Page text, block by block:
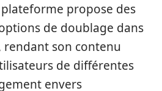
propose des
de doublage dans
rendant son contenu
de différentes
envers